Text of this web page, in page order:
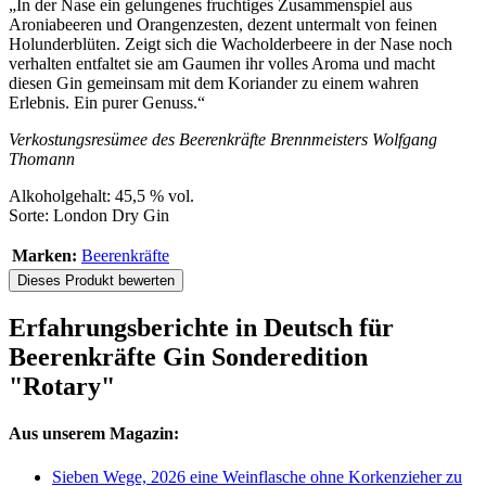
„In der Nase ein gelungenes fruchtiges Zusammenspiel aus
Aroniabeeren und Orangenzesten, dezent untermalt von feinen
Holunderblüten. Zeigt sich die Wacholderbeere in der Nase noch
verhalten entfaltet sie am Gaumen ihr volles Aroma und macht
diesen Gin gemeinsam mit dem Koriander zu einem wahren
Erlebnis. Ein purer Genuss.“
Verkostungsresümee des Beerenkräfte Brennmeisters Wolfgang
Thomann
Alkoholgehalt: 45,5 % vol.
Sorte: London Dry Gin
Marken: Beerenkräfte
Dieses Produkt bewerten
Erfahrungsberichte in Deutsch für
Beerenkräfte Gin Sonderedition
"Rotary"
Aus unserem Magazin:
Sieben Wege, 2026 eine Weinflasche ohne Korkenzieher zu